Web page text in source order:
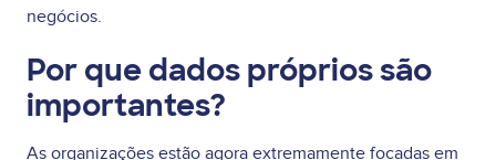
negócios.
Por que dados próprios são
importantes?
As organizações estão agora extremamente focadas em